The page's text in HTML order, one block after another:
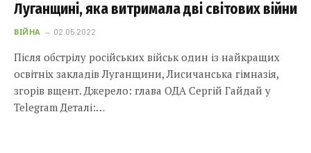
Луганщині, яка витримала дві світових війни
ВІЙНА 02.05.2022
Після обстрілу російських військ один із найкращих
освітніх закладів Луганщини, Лисичанська гімназія,
згорів вщент. Джерело: глава ОДА Сергій Гайдай у
Telegram Деталі:…